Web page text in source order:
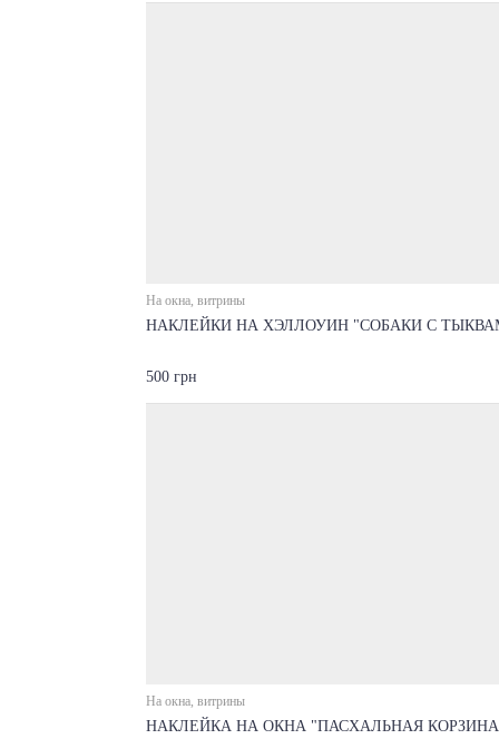
На окна, витрины
НАКЛЕЙКИ НА ХЭЛЛОУИН "СОБАКИ С
500 грн
На окна, витрины
НАКЛЕЙКА НА ОКНА "ПАСХАЛЬНАЯ